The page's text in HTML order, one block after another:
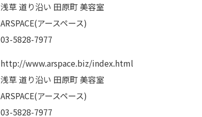
浅草 道り沿い 田原町 美容室
ARSPACE(アースペース)
03-5828-7977
‭http://www.arspace.biz/index.html‬
浅草 道り沿い 田原町 美容室
ARSPACE(アースペース)
‭03-5828-7977‬